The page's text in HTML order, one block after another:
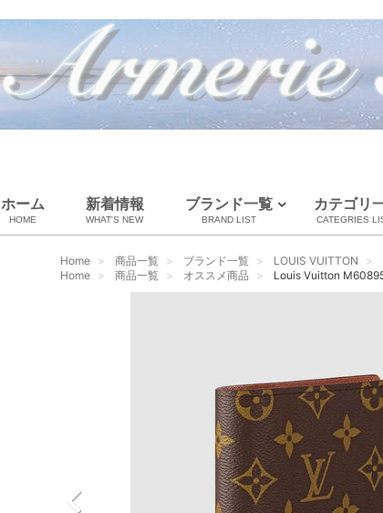
ホーム
HOME
新着情報
WHAT'S NEW
ブランド一覧
BRAND LIST
ルイヴィトン
シャネル
エルメス
全てのブランドを見る
カテゴリ
CATEGRIES
スカーフ・マフラー
ギフトラッピング
雑貨・その他
バッグ＆ポーチ
アロマ＆フレグランス
Home 商品一覧 ブランド一覧 LOUIS VUITTON
Home
商品一覧 オススメ商品 Louis Vuitton